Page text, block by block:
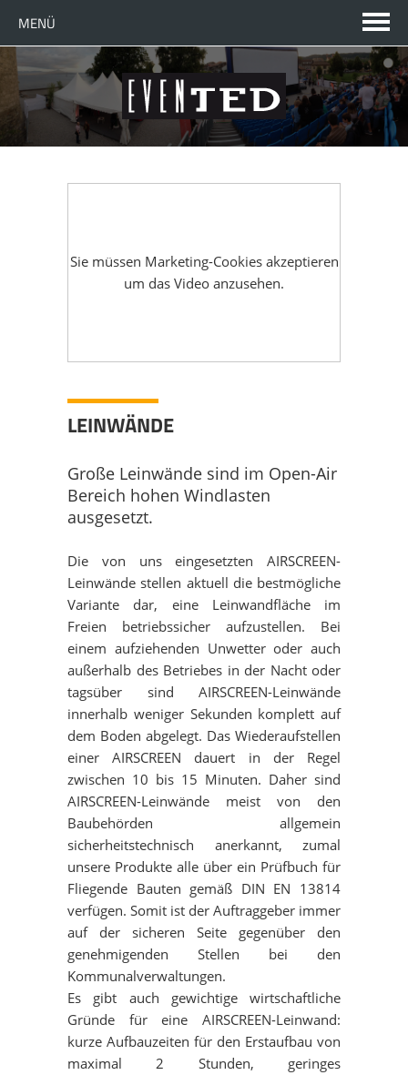
MENÜ
SPRACHE WECHSELN
ENTELEFONISCHER KONTAKT
JETZT ANRUFEN
STARTSEITE
AUSBILDUNG
NACHHALTIGKEIT
STELLEN
EVENT GEPLANT?
FILMAUSWAHL
MEISTERLICH BERATEN
RUND-UM-SERVICE
EQUIPMENT
ÜBERSICHT
OPEN AIR KINO
AUTOKINO
INDOOR KINO
FILMMUSIK-KONZERTE
FILMPREMIEREN
PROMOTRAILER
LEINWÄNDE
KOPFHÖRER - SILENT CINEMA
STÜHLE & ZUBEHÖR
PROJEKTE
ÜBERSICHT
OPEN AIR KINO
AUTOKINO
INDOOR KINO
FILMMUSIK-KONZERTE
FILMPREMIEREN
MEHRWERTE
DOWNLOAD
KONTAKT
DATENSCHUTZ
DISCLAIMER
IMPRESSUM
Sie müssen Marketing-Cookies akzeptieren
um das Video anzusehen.
LEINWÄNDE
Große Leinwände sind im Open-Air
Bereich hohen Windlasten
ausgesetzt.
Die von uns eingesetzten AIRSCREEN-
Leinwände stellen aktuell die bestmögliche
Variante dar, eine Leinwandfläche im
Freien betriebssicher aufzustellen. Bei
einem aufziehenden Unwetter oder auch
außerhalb des Betriebes in der Nacht oder
tagsüber sind AIRSCREEN-Leinwände
innerhalb weniger Sekunden komplett auf
dem Boden abgelegt. Das Wiederaufstellen
einer AIRSCREEN dauert in der Regel
zwischen 10 bis 15 Minuten. Daher sind
AIRSCREEN-Leinwände meist von den
Baubehörden allgemein
sicherheitstechnisch anerkannt, zumal
unsere Produkte alle über ein Prüfbuch für
Fliegende Bauten gemäß DIN EN 13814
verfügen. Somit ist der Auftraggeber immer
auf der sicheren Seite gegenüber den
genehmigenden Stellen bei den
Kommunalverwaltungen.
Es gibt auch gewichtige wirtschaftliche
Gründe für eine AIRSCREEN-Leinwand:
kurze Aufbauzeiten für den Erstaufbau von
maximal 2 Stunden, geringes